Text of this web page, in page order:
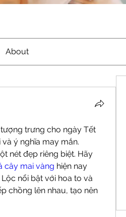
About
trưng cho ngày Tết
ý nghĩa may mắn.
nét đẹp riêng biệt. Hãy
cây mai vàng hiện nay
nổi bật với hoa to và
chồng lên nhau, tạo nên